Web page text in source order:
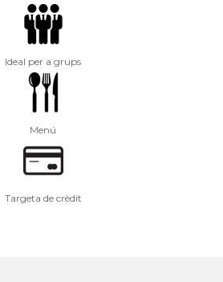
Ideal per a grups
Menú
Targeta de crèdit